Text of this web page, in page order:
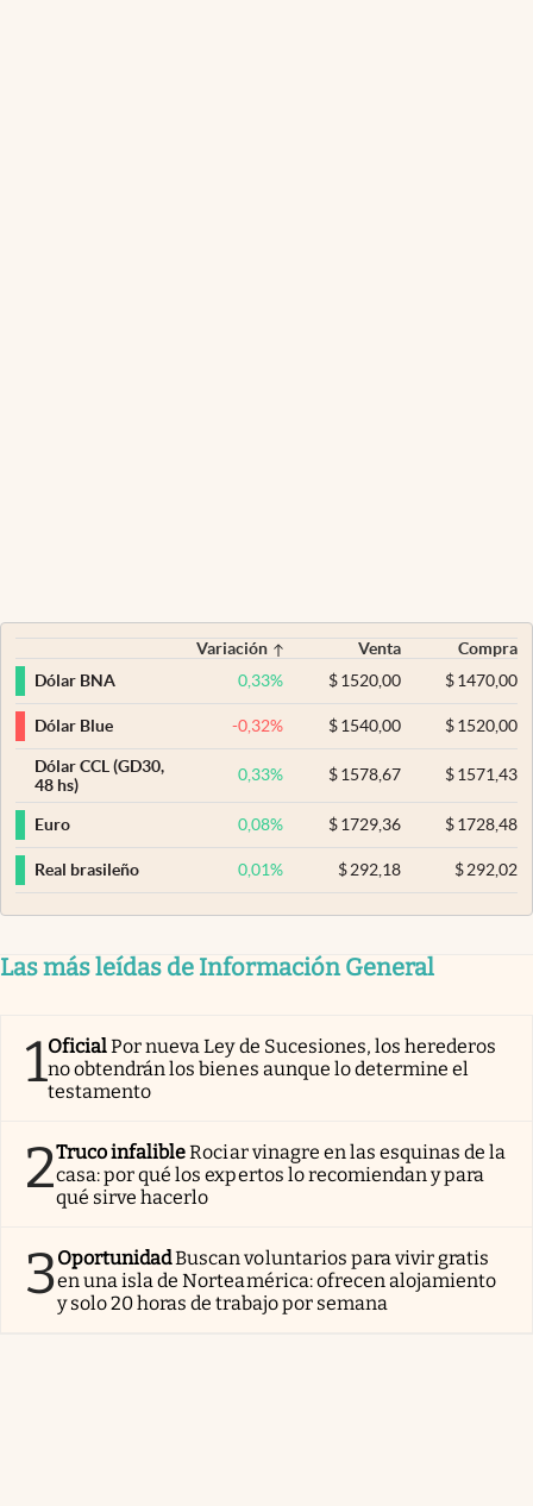
Variación Venta
Compra
Dólar BNA
0,33% $ 1520,00 $1470,00
Dólar Blue -0,32% $ 1540,00 $1520,00
Dólar CCL (GD30,
48 hs)
0,33% $ 1578,67 $1571,43
Euro 0,08% $ 1729,36 $1728,48
Real brasileño 0,01% $ 292,18 $292,02
Las más leídas de Información General
1OficialPor nueva Ley de Sucesiones, los herederos
no obtendrán los bienes aunque lo determine el
testamento
2Truco infalibleRociar vinagre en las esquinas de la
casa: por qué los expertos lo recomiendan y para
qué sirve hacerlo
3OportunidadBuscan voluntarios para vivir gratis
en una isla de Norteamérica: ofrecen alojamiento
y solo 20 horas de trabajo por semana